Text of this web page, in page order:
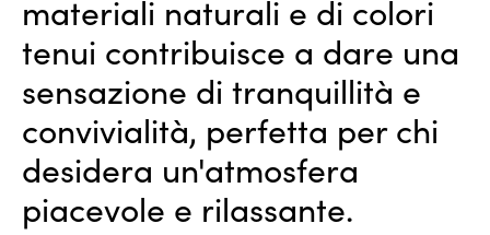
materiali naturali e di colori
tenui contribuisce a dare una
sensazione di tranquillità e
convivialità, perfetta per chi
desidera un'atmosfera
piacevole e rilassante.